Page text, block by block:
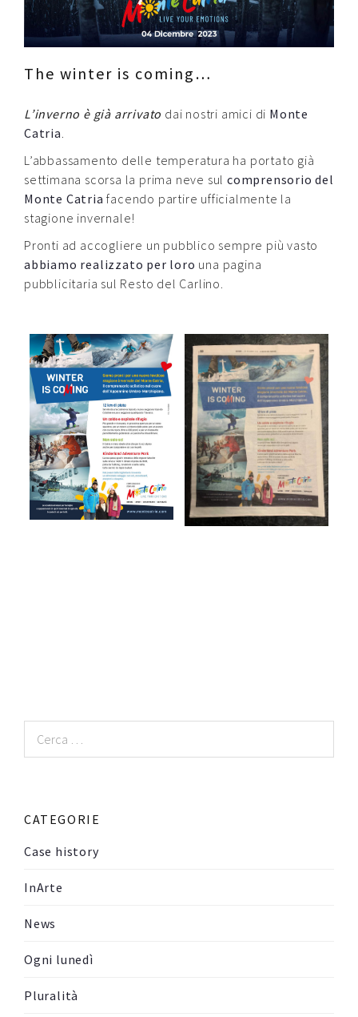
Contatti
The winter is coming…
L’inverno è già arrivato dai nostri amici di Monte
Catria.
L’abbassamento delle temperatura ha portato già
settimana scorsa la prima neve sulcomprensorio del
Monte Catria facendo partire ufficialmente la
stagione invernale!
Pronti ad accogliere un pubblico sempre più vasto
abbiamo realizzato per loro una pagina
pubblicitaria sul Resto del Carlino.
per:
CATEGORIE
Case history
InArte
News
Ogni lunedì
Pluralità